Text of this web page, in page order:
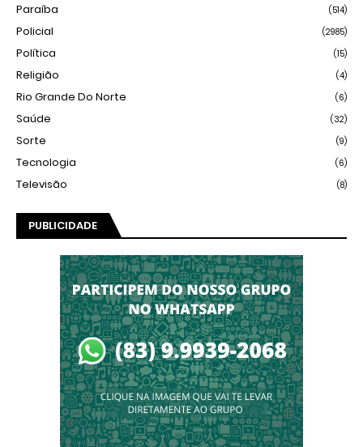
Paraíba (514)
Policial (2985)
Política (15)
Religião (4)
Rio Grande Do Norte (6)
Saúde (32)
Sorte (9)
Tecnologia (6)
Televisão (8)
PUBLICIDADE